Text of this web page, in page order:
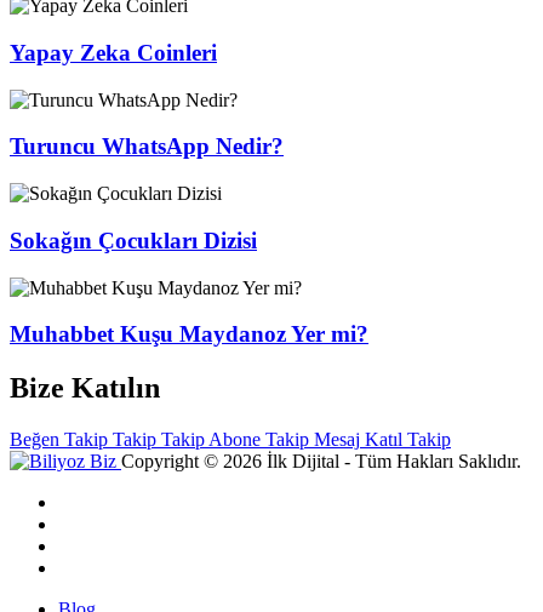
Yapay Zeka Coinleri
Turuncu WhatsApp Nedir?
Sokağın Çocukları Dizisi
Muhabbet Kuşu Maydanoz Yer mi?
Bize Katılın
Beğen Takip Takip Takip Abone Takip Mesaj Katıl Takip
Copyright © 2026 İlk Dijital - Tüm Hakları Saklıdır.